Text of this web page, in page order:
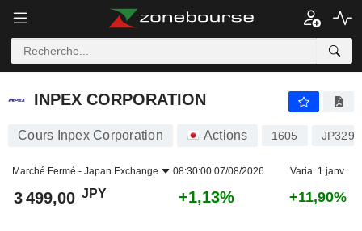
INPEX CORPORATION
INPEX CORPORATION
Cours Inpex Corporation Actions 1605
Marché Fermé - Japan Exchange 08:30:00 07/08/2026 Varia. 1 janv.
3 499,00 JPY +1,13% +11,90%